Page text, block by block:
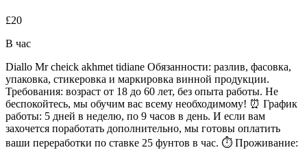
£20
В час
Diallo Mr cheick akhmet tidiane Обязанности: разлив, фасовка,
упаковка, стикеровка и маркировка винной продукции. ️ ‍️‍️
Требования: возраст от 18 до 60 лет, без опыта работы. Не
беспокойтесь, мы обучим вас всему необходимому! ⏰ График
работы: 5 дней в неделю, по 9 часов в день. И если вам
захочется поработать дополнительно, мы готовы оплатить
ваши переработки по ставке 25 фунтов в час. ⏱️ Проживание: